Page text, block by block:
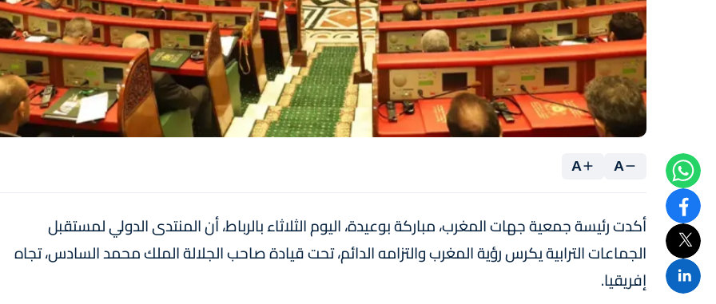
A
A
أكدت رئيسة جمعية جهات المغرب، مباركة بوعيدة، اليوم الثلاثاء بالرباط، أن المنتدى الدولي لمستقبل
الجماعات الترابية يكرس رؤية المغرب والتزامه الدائم، تحت قيادة صاحب الجلالة الملك محمد السادس، تجاه
إفريقيا.